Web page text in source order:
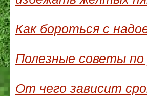
Как бороться с
Полезные советы по
От чего зависит